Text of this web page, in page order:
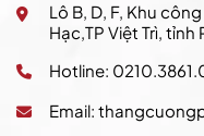
Lô B, D, F, Khu
Hạc,TP Việt Trì, tỉnh
Hotline:
Email: